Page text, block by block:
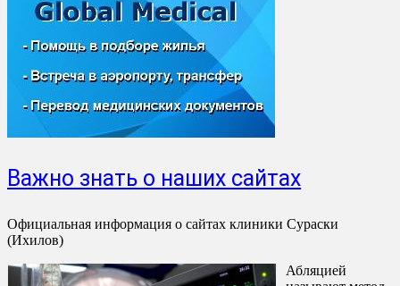
Важно знать о наших сайтах
Официальная информация о сайтах клиники Сураски
(Ихилов)
Абляцией